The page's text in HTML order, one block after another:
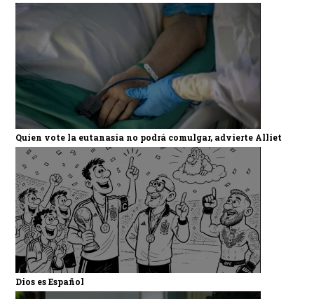
Quien vote la eutanasia no podrá comulgar, advierte Alliet
Dios es Español